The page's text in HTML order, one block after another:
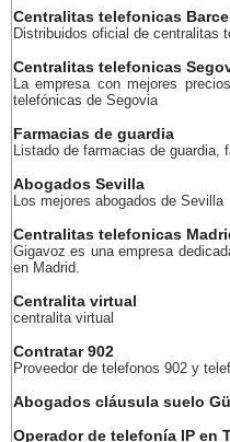
Centralitas telefonicas
Distribuidos oficial de centralitas
Centralitas telefonicas
La empresa con mejores
telefónicas de Segovia
Farmacias de guardia
Listado de farmacias de guardia,
Abogados Sevilla
Los mejores abogados de Sevilla
Centralitas telefonicas
Gigavoz es una empresa
en Madrid.
Centralita virtual
centralita virtual
Contratar 902
Proveedor de telefonos 902 y
Abogados cláusula suelo
Operador de telefonía IP en